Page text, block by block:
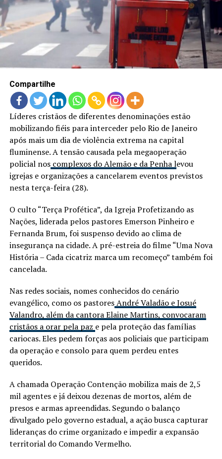
LANÇAMENTOS
Compartilhe
Líderes cristãos de diferentes denominações estão
mobilizando fiéis para interceder pelo Rio de Janeiro
após mais um dia de violência extrema na capital
fluminense. A tensão causada pela megaoperação
policial noscomplexos do Alemão e da Penha levou
igrejas e organizações a cancelarem eventos previstos
nesta terça-feira (28).
O culto “Terça Profética”, da Igreja Profetizando as
Nações, liderada pelos pastores Emerson Pinheiro e
Fernanda Brum, foi suspenso devido ao clima de
insegurança na cidade. A pré-estreia do filme “Uma Nova
História – Cada cicatriz marca um recomeço” também foi
cancelada.
Nas redes sociais, nomes conhecidos do cenário
evangélico, como os pastoresAndré Valadão e Josué
Valandro, além da cantora Elaine Martins, convocaram
cristãos a orar pela paz e pela proteção das famílias
cariocas. Eles pedem forças aos policiais que participam
da operação e consolo para quem perdeu entes
queridos.
A chamada Operação Contenção mobiliza mais de 2,5
mil agentes e já deixou dezenas de mortos, além de
presos e armas apreendidas. Segundo o balanço
divulgado pelo governo estadual, a ação busca capturar
lideranças do crime organizado e impedir a expansão
territorial do Comando Vermelho.